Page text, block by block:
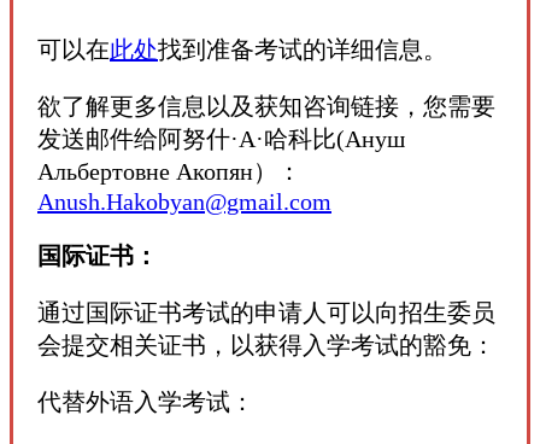
可以在此处找到准备考试的详细信息。
欲了解更多信息以及获知咨询链接，您需要
发送邮件给阿努什·A·哈科比(Ануш
Альбертовне Акопян）：
Anush.Hakobyan@gmail.com
国际证书：
通过国际证书考试的申请人可以向招生委员
会提交相关证书，以获得入学考试的豁免：
代替外语入学考试：